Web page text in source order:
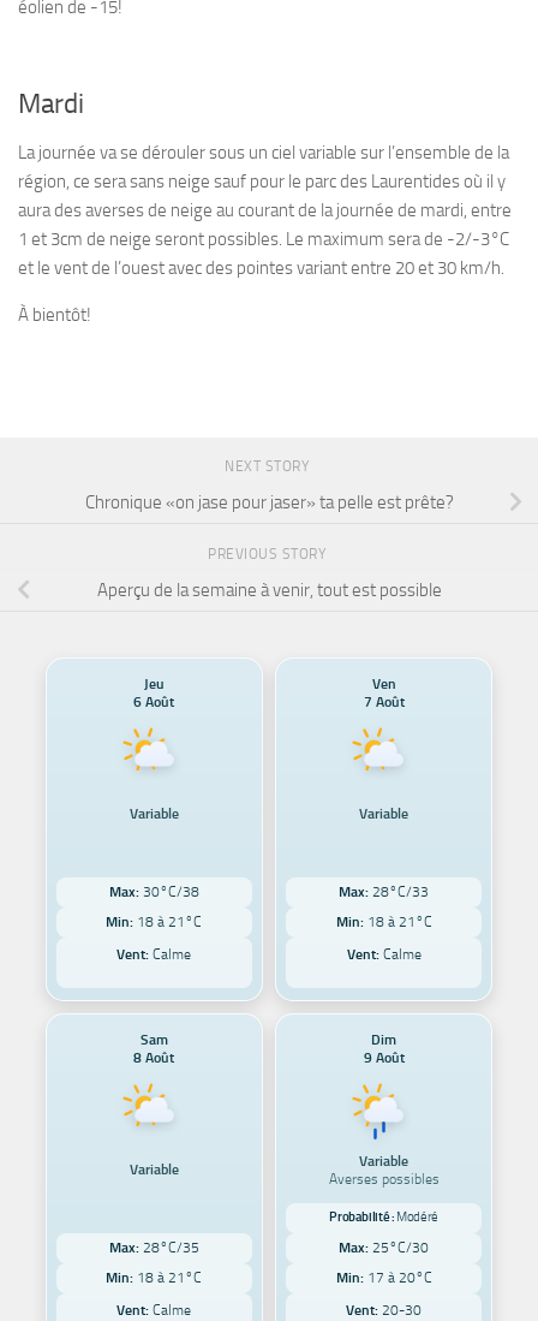
éolien de -15!
Mardi
La journée va se dérouler sous un ciel variable sur l’ensemble de la
région, ce sera sans neige sauf pour le parc des Laurentides où il y
aura des averses de neige au courant de la journée de mardi, entre
1 et 3cm de neige seront possibles. Le maximum sera de -2/-3°C
et le vent de l’ouest avec des pointes variant entre 20 et 30 km/h.
À bientôt!
NEXT STORY
Chronique «on jase pour jaser» ta pelle est prête?
PREVIOUS STORY
Aperçu de la semaine à venir, tout est possible
Jeu
6 Août
Variable
Max: 30°C/38
Min: 18 à 21°C
Vent: Calme
Ven
7 Août
Variable
Max: 28°C/33
Min: 18 à 21°C
Vent:Calme
Sam
8 Août
Variable
Max: 28°C/35
Min: 18 à 21°C
Vent: Calme
Dim
9 Août
Variable
Averses possibles
Probabilité : Modéré
Max: 25°C/30
Min: 17 à 20°C
Vent: 20-30